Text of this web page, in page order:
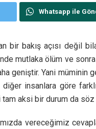
Whatsapp ile
bir bakış açısı değil
mutlaka ölüm ve
geniştir. Yani müminin
insanlara göre
aksi bir durum da
vereceğimiz